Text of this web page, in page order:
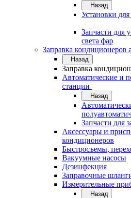
Назад
Установки
Запчасти для
света фар
Заправка кондиционеров
Назад
Заправка
Автоматические и
станции
Назад
Запчасти для
Аксессуары и
кондиционеров
Быстросъемы,
Вакуумные насосы
Дезинфекция
Заправочные
Измерительные
Назад